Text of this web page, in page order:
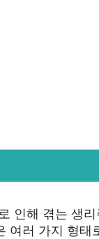
인해 겪는 생
러 가지 형